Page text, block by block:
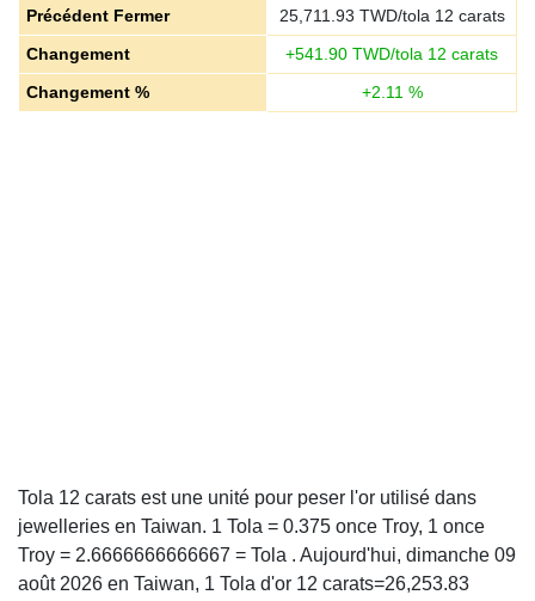
Précédent Fermer
25,711.93 TWD/tola 12 carats
Changement
+541.90 TWD/tola 12 carats
Changement %
+2.11 %
Tola 12 carats est une unité pour peser l'or utilisé dans
jewelleries en Taiwan. 1 Tola = 0.375 once Troy, 1 once
Troy = 2.6666666666667 = Tola . Aujourd'hui, dimanche 09
août 2026 en Taiwan, 1 Tola d'or 12 carats=26,253.83